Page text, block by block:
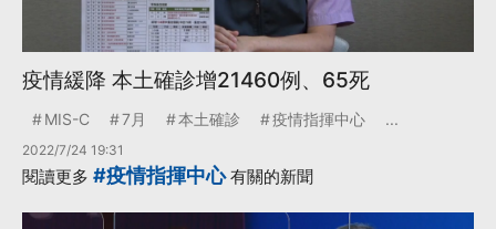
疫情緩降 本土確診增21460例、65死
MIS-C 7月 本土確診 疫情指揮中心 ...
2022/7/24 19:31
閱讀更多 #疫情指揮中心有關的新聞